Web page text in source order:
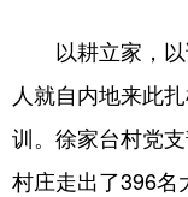
以耕立家，以
人就自内地来此
训。徐家台村党
村庄走出了396名